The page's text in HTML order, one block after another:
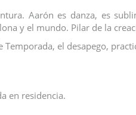
Aarón es danza, es
y el mundo. Pilar de la
Temporada, el desapego,
en residencia.